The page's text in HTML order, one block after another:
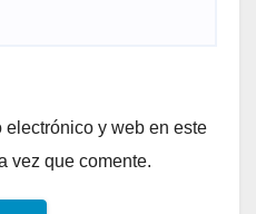
electrónico y web en este
vez que comente.